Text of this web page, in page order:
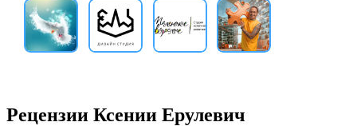
Рецензии Ксении Ерулевич